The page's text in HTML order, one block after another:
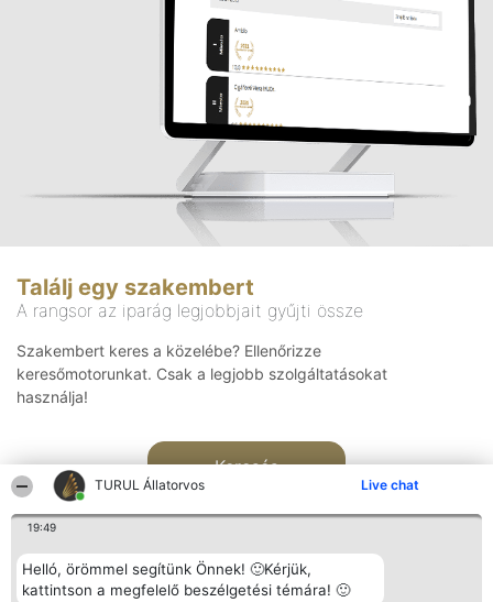
TURUL Állatorvos Live chat
19:49
Helló, örömmel segítünk Önnek! 🙂Kérjük,
kattintson a megfelelő beszélgetési témára! 🙂
Találj egy szakembert
A rangsor az iparág legjobbjait gyűjti össze
Szakembert keres a közelébe? Ellenőrizze
keresőmotorunkat. Csak a legjobb szolgáltatásokat
használja!
Keresés